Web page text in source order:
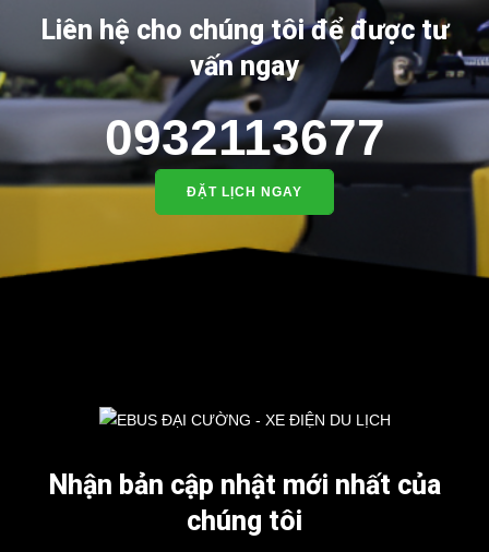
Liên hệ cho chúng tôi để được tư
vấn ngay
0932113677
ĐẶT LỊCH NGAY
Nhận bản cập nhật mới nhất của
chúng tôi